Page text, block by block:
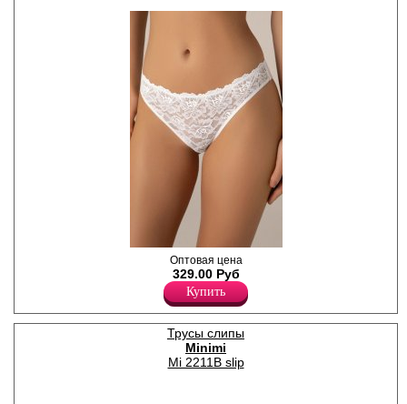
и раздражения кожи.
Хлопок 5%
Нейлон 76%
Эластан 19%
Трусики слипы женские
однотонные, из деликатного
хлопкового полотна с
добавлением нейлона и
эластана, повышающий
прочность и качество
одежды, создавая
идеальное облегание
фигуры. Имеют среднюю
Оптовая цена
329.00 Руб
Купить
Трусы слипы
Minimi
Mi 2211B slip